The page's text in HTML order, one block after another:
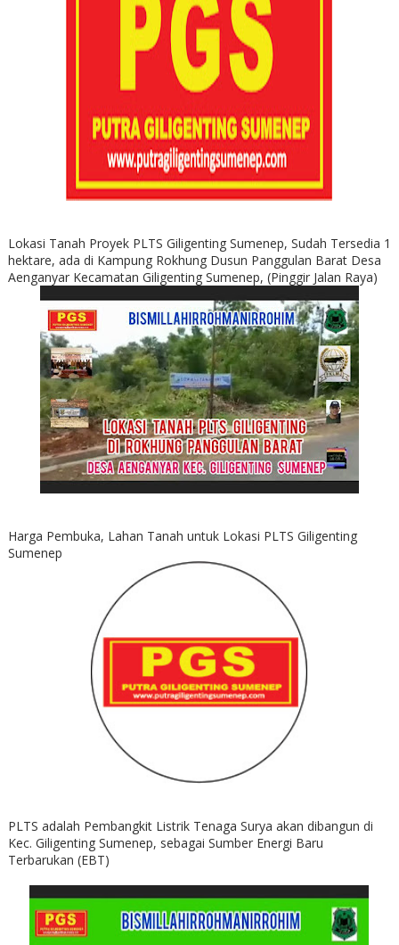
Lokasi Tanah Proyek PLTS Giligenting Sumenep, Sudah Tersedia 1
hektare, ada di Kampung Rokhung Dusun Panggulan Barat Desa
Aenganyar Kecamatan Giligenting Sumenep, (Pinggir Jalan Raya)
Harga Pembuka, Lahan Tanah untuk Lokasi PLTS Giligenting
Sumenep
PLTS adalah Pembangkit Listrik Tenaga Surya akan dibangun di
Kec. Giligenting Sumenep, sebagai Sumber Energi Baru
Terbarukan (EBT)